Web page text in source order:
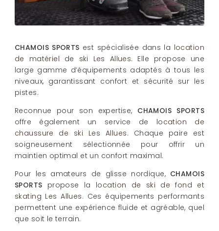
CHAMOIS SPORTS est spécialisée dans la location
de matériel de ski Les Allues. Elle propose une
large gamme d’équipements adaptés à tous les
niveaux, garantissant confort et sécurité sur les
pistes.
Reconnue pour son expertise, CHAMOIS SPORTS
offre également un service de location de
chaussure de ski Les Allues. Chaque paire est
soigneusement sélectionnée pour offrir un
maintien optimal et un confort maximal.
Pour les amateurs de glisse nordique, CHAMOIS
SPORTS propose la location de ski de fond et
skating Les Allues. Ces équipements performants
permettent une expérience fluide et agréable, quel
que soit le terrain.